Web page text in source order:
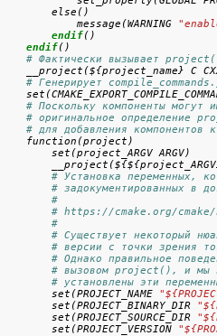
        else()
            message(WARNING
endif()
endif()
# Фактически вызывает
__project(${project_name} C
# Генерирует
# Поскольку компоненты могут
# оригинальное определение
# для добавления компонентов
    function(project)
        set(project_ARGV ARGV)
# Установка переменных,
# задокументированных в
#
# https://cmake.org/
#
# Существует некоторый
# версии с точки зрения
# Однако правильное
# вызовом project(), и мы
# установлены эти
        set(PROJECT_NAME
        set(PROJECT_BINARY_DIR
        set(PROJECT_SOURCE_DIR
        set(PROJECT_VERSION